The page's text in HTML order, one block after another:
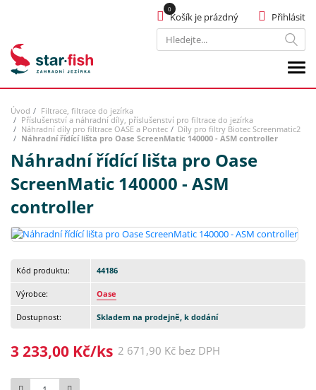
Hledat
Přihlásit
Košík je prázdný
Úvod
Filtrace, filtrace do jezírka
Příslušenství a náhradní díly, příslušenství pro filtrace do jezírka
Náhradní díly pro filtrace OASE a Pontec
Díly pro filtry Biotec Screenmatic2
Náhradní řídící lišta pro Oase ScreenMatic 140000 - ASM controller
Náhradní řídící lišta pro Oase
ScreenMatic 140000 - ASM
controller
Kód produktu: 44186
Výrobce: Oase
Dostupnost: Skladem na prodejně, k dodání
3 233,00 Kč/ks 2 671,90 Kč bez DPH
Počet